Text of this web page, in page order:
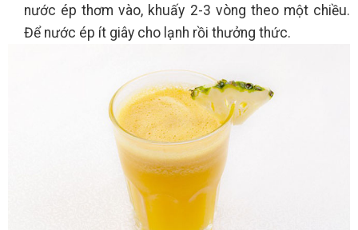
nước ép thơm vào, khuấy 2-3 vòng theo một chiều.
Để nước ép ít giây cho lạnh rồi thưởng thức.